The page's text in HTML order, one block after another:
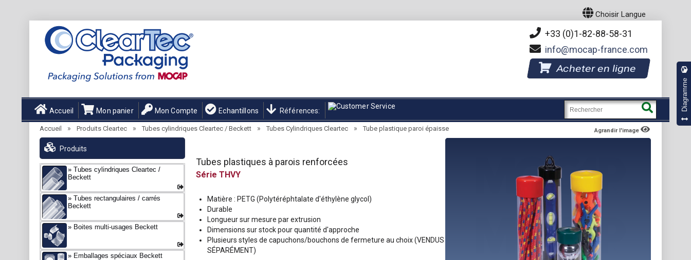
Choisir Langue
+33 (0)1-82-88-58-31
info
mocap-france.com
Acheter en ligne
Accueil Mon panier Mon Compte Echantillons Références:
Accueil » Produits Cleartec » Tubes cylindriques Cleartec / Beckett » Tubes Cylindriques Cleartec » Tube plastique paroi épaisse
Tubes plastiques à parois renforcées
THVY
Agrandir l'image
Matière : PETG (Polytéréphtalate d'éthylène glycol)
Durable
Longueur sur mesure par extrusion
Dimensions sur stock pour quantité d'approche
Plusieurs styles de capuchons/bouchons de fermeture au choix (VENDUS
SÉPARÉMENT)
Produits
Tubes cylindriques Cleartec /
Beckett
Tubes rectangulaires / carrés
Beckett
Boites multi-usages Beckett
Emballages spéciaux Beckett
Diagramme